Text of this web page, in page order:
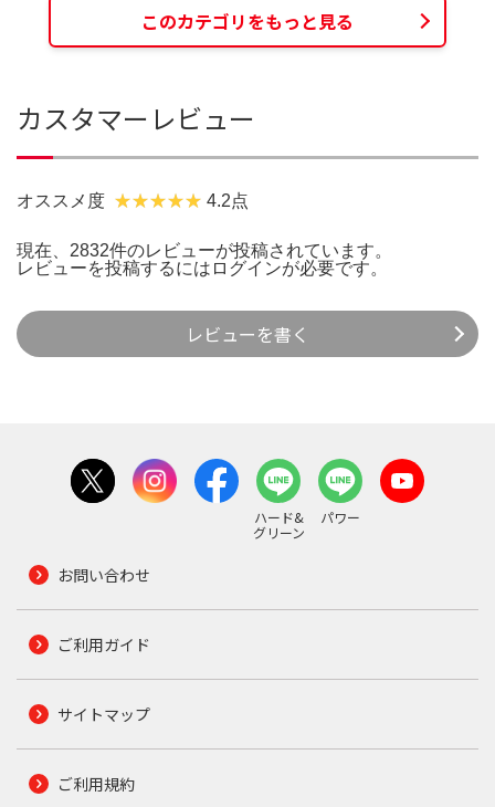
このカテゴリをもっと見る
カスタマーレビュー
オススメ度 4.2点
現在、2832件のレビューが投稿されています。
レビューを投稿するには ログインが必要です。
レビューを書く
ハード&
グリーン
パワー
お問い合わせ
ご利用ガイド
サイトマップ
ご利用規約